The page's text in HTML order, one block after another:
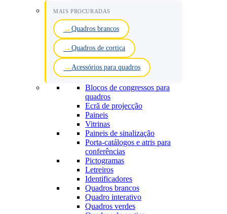
MAIS PROCURADAS
Quadros brancos
Quadros de cortiça
Acessórios para quadros
Blocos de congressos para
quadros
Ecrã de projecção
Paineis
Vitrinas
Paineis de sinalização
Porta-catálogos e atris para
conferências
Pictogramas
Letreiros
Identificadores
Quadros brancos
Quadro interativo
Quadros verdes